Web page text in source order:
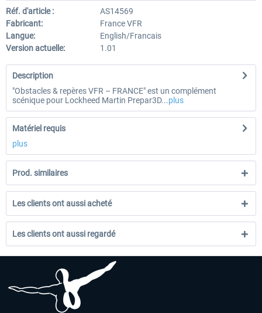
Réf. d'article :
AS14569
Fabricant:
France VFR
Langue:
English/Francais
Version actuelle:
1.01
Description
"Obstacles & repères VFR – FRANCE" est un complément
scénique pour Lockheed Martin Prepar3D...plus
Matériel requis
plus
Prod. similaires
Les clients ont aussi acheté
Les clients ont aussi regardé